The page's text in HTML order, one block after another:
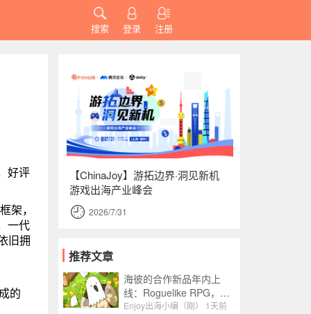
搜索 登录 注册
好评
架，
一代
旧拥
的
【ChinaJoy】游拓边界·洞见新机
游戏出海产业峰会
2026/7/31
推荐文章
海彼的合作新品年内上
线：Roguelike RPG，融
合了Slot包装
Enjoy出海小编（刚） 1天前